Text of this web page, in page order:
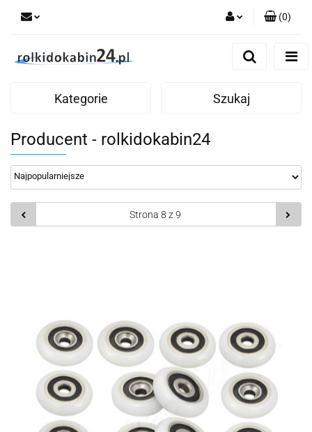
Dodaj zgłoszenie
(0)
Kategorie Szukaj
Producent - rolkidokabin24